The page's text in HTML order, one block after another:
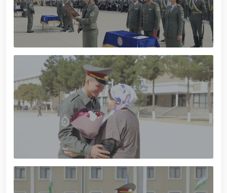
rahbarligida Yunusobod tumanida amalga oshirildi //
Buyuk davlat arbobi Sohibqiron Amir Temur
tavalludining 690 yilligi munosabati bilan,
O‘zbekiston Milliy kino san'ati saroyida Milliy
gvardiya tizimidagi yoshlar bilan uchrashuv bo‘lib
o‘tdi. // Bayram kunlarida xavfsizlik toʻliq taʼminlandi
// Navroʻz shukuhi: otliq paradlar tashkil etildi //
“Navroʻzni ulugʻlash – insonni ulugʻlashdir!” shiori
ostida bayram sayli // Askarlar kasb-hunar
sertifikatlariga ega boʻldi // Qahramonlar xotirasi
yod etildi // Strandja turnirida Milliy gvardiya harbiy
xizmatchisi Navbahor Hamidova oltin medalni qoʻlga
kiritdi. // Iroda Ismoilova «Sodiq xizmatlari uchun»
medali bilan taqdirlandi. // O‘zbekiston Qurolli
Kuchlarida kibersport, dron va robot texnologiyalari
yo‘nalishlari rivojlantiriladi // Andijon viloyatida
Respublika ishchi guruhining yoshlar bilan uchrashuvi
tadbirlari doirasida muddatdi harbiy xizmatchilarga